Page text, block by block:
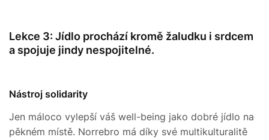
Lekce 3: Jídlo prochází kromě žaludku i srdcem
a spojuje jindy nespojitelné.
Nástroj solidarity
Jen máloco vylepší váš well-being jako dobré jídlo na
pěkném místě. Norrebro má díky své multikulturalitě